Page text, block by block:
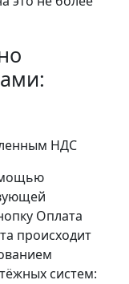
НДС
Оплата
происходит
систем: